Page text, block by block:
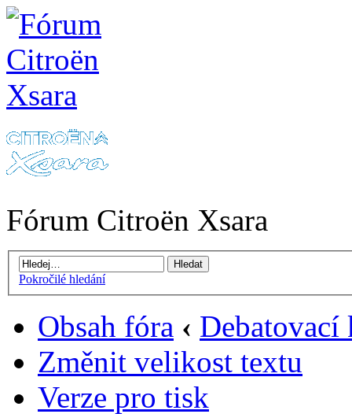
Fórum Citroën Xsara
Pokročilé hledání
Obsah fóra ‹ Debatovací
Změnit velikost textu
Verze pro tisk